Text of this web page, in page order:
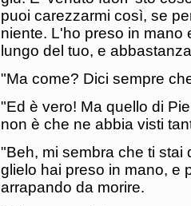
puoi carezzarmi così, se
niente. L'ho preso in mano
lungo del tuo, e
"Ma come? Dici sempre
"Ed è vero! Ma quello di
non è che ne abbia visti
"Beh, mi sembra che ti stai
glielo hai preso in mano, e
arrapando da morire.